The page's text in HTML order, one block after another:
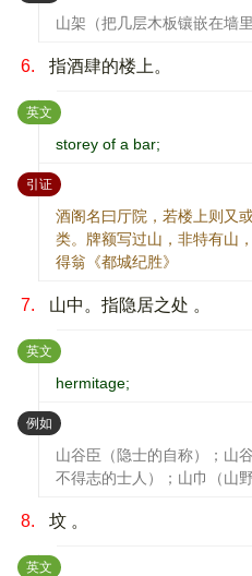
山架（把几层木板镶嵌在墙里
6. 指酒肆的楼上。
英文 ：
storey of a bar;
引证：
酒阁名曰厅院，若楼上则又
类。牌额写过山，非特有山
得翁《都城纪胜》
7. 山中。指隐居之处 。
英文 ：
hermitage;
例如 ：
山谷臣（隐士的自称）；山
不得志的士人）；山巾（山
8. 坟 。
英文 ：